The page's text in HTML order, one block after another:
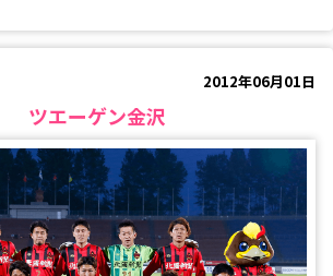
2012年06月01日
ツエーゲン金沢